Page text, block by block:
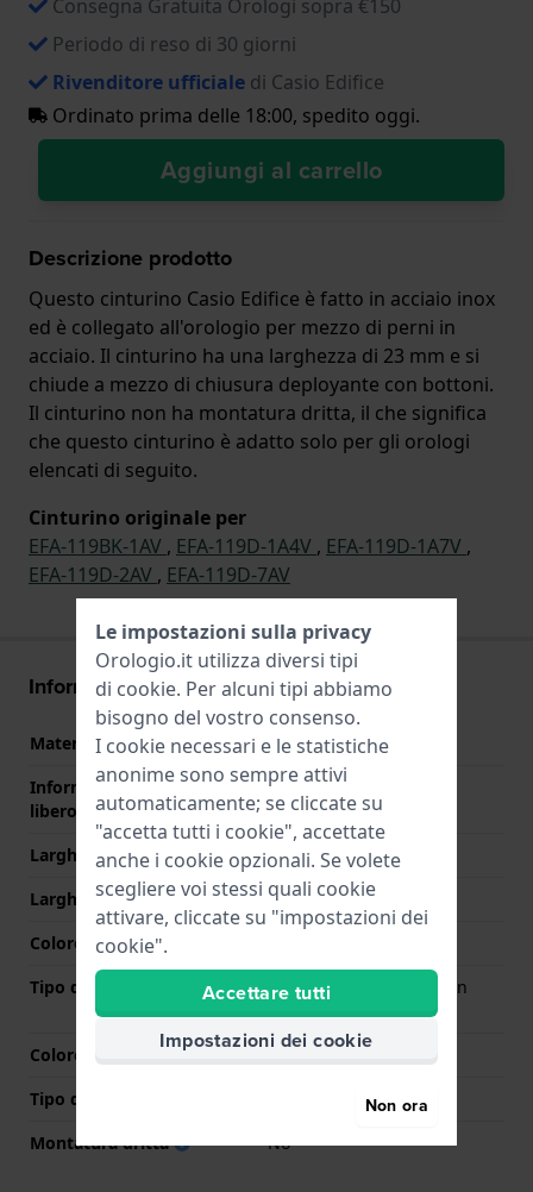
Consegna Gratuita Orologi sopra €150
Periodo di reso di 30 giorni
Rivenditore ufficiale di Casio Edifice
Ordinato prima delle 18:00, spedito oggi.
Aggiungi al carrello
Descrizione prodotto
Questo cinturino Casio Edifice è fatto in acciaio inox
ed è collegato all'orologio per mezzo di perni in
acciaio. Il cinturino ha una larghezza di 23 mm e si
chiude a mezzo di chiusura deployante con bottoni.
Il cinturino non ha montatura dritta, il che significa
che questo cinturino è adatto solo per gli orologi
elencati di seguito.
Cinturino originale per
EFA-119BK-1AV , EFA-119D-1A4V , EFA-119D-1A7V ,
EFA-119D-2AV , EFA-119D-7AV
Informazioni sul cinturino
Materiale Cinturino
Acciaio inox
Informazioni extra (testo
libero)
Stainless Steel Bracelet
Larghezza cinturino
23 mm
Larghezza tra Anse
10 mm
Colore cinturino
Tipo di chiusura
Chiusura deployante con
Colore Chiusura
Argento
Tipo di montatura
Perni in acciaio
Montatura dritta
No
Le impostazioni sulla privacy
Orologio.it utilizza diversi tipi
di cookie. Per alcuni tipi abbiamo
bisogno del vostro consenso.
I cookie necessari e le statistiche
anonime sono sempre attivi
automaticamente; se cliccate su
"accetta tutti i cookie", accettate
anche i cookie opzionali. Se volete
scegliere voi stessi quali cookie
attivare, cliccate su "impostazioni dei
cookie".
Accettare tutti
Impostazioni dei cookie
Non ora